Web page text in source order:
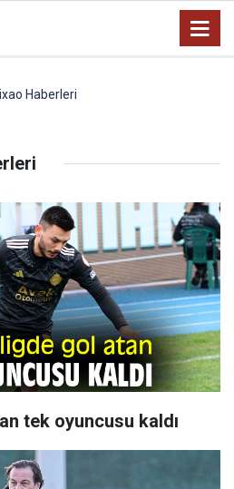
Haberleri
tek oyuncusu kaldı